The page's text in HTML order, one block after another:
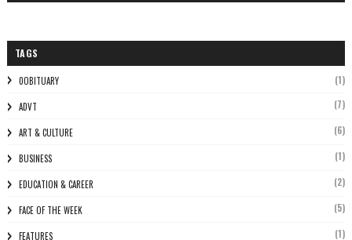
TAGS
0OBITUARY (1)
ADVT (7)
ART & CULTURE (6)
BUSINESS (1)
EDUCATION & CAREER (2)
FACE OF THE WEEK (5)
FEATURES (1)